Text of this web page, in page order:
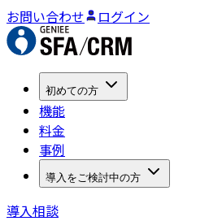
お問い合わせ ログイン
初めての方
機能
料金
事例
導入をご検討中の方
導入相談